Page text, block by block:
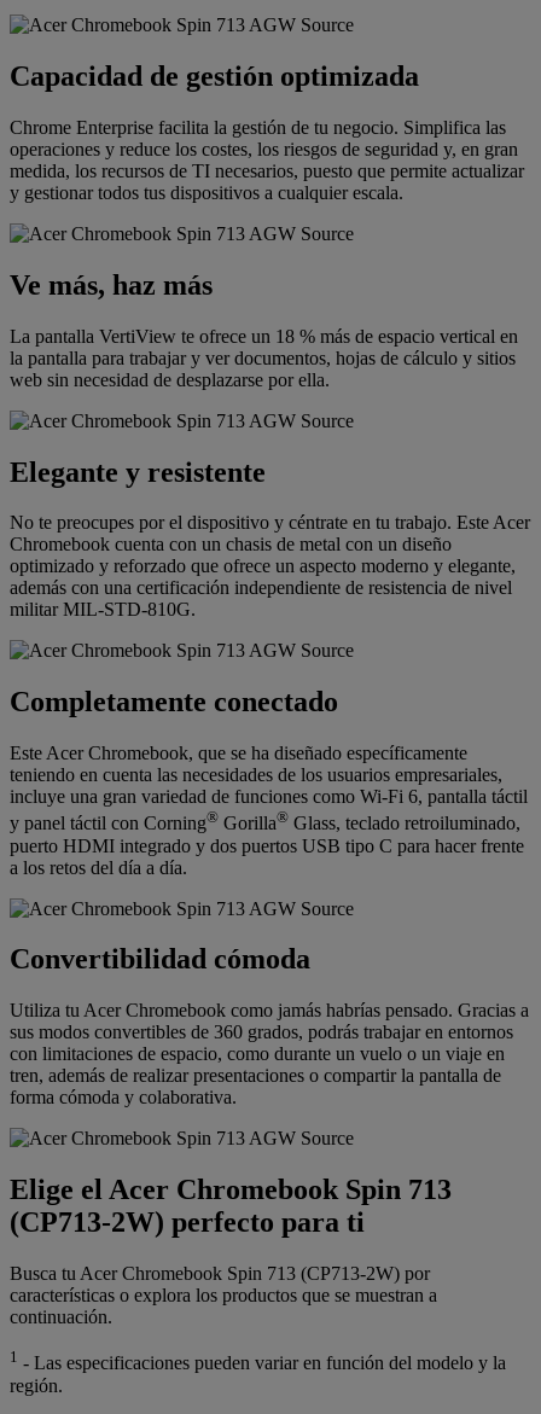
Capacidad de gestión optimizada
Chrome Enterprise facilita la gestión de tu negocio. Simplifica las
operaciones y reduce los costes, los riesgos de seguridad y, en gran
medida, los recursos de TI necesarios, puesto que permite actualizar
y gestionar todos tus dispositivos a cualquier escala.
Ve más, haz más
La pantalla VertiView te ofrece un 18 % más de espacio vertical en
la pantalla para trabajar y ver documentos, hojas de cálculo y sitios
web sin necesidad de desplazarse por ella.
Elegante y resistente
No te preocupes por el dispositivo y céntrate en tu trabajo. Este Acer
Chromebook cuenta con un chasis de metal con un diseño
optimizado y reforzado que ofrece un aspecto moderno y elegante,
además con una certificación independiente de resistencia de nivel
militar MIL-STD-810G.
Completamente conectado
Este Acer Chromebook, que se ha diseñado específicamente
teniendo en cuenta las necesidades de los usuarios empresariales,
incluye una gran variedad de funciones como Wi-Fi 6, pantalla táctil
y panel táctil con Corning® Gorilla® Glass, teclado retroiluminado,
puerto HDMI integrado y dos puertos USB tipo C para hacer frente
a los retos del día a día.
Convertibilidad cómoda
Utiliza tu Acer Chromebook como jamás habrías pensado. Gracias a
sus modos convertibles de 360 grados, podrás trabajar en entornos
con limitaciones de espacio, como durante un vuelo o un viaje en
tren, además de realizar presentaciones o compartir la pantalla de
forma cómoda y colaborativa.
Elige el Acer Chromebook Spin 713
(CP713-2W) perfecto para ti
Busca tu Acer Chromebook Spin 713 (CP713-2W) por
características o explora los productos que se muestran a
continuación.
1 - Las especificaciones pueden variar en función del modelo y la
región.